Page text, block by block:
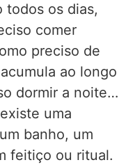
todos os dias,
comer
preciso de
ao longo
dormir a noite…
uma
banho, um
feitiço ou ritual.